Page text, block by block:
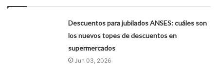
Descuentos para jubilados ANSES: cuáles son
los nuevos topes de descuentos en
supermercados
Jun 03, 2026